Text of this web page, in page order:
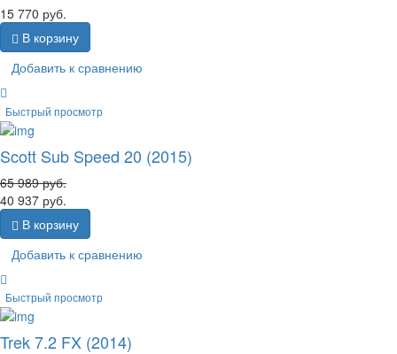
15 770 руб.
В корзину
Добавить к сравнению
Быстрый просмотр
Scott Sub Speed 20 (2015)
65 989руб.
40 937 руб.
В корзину
Добавить к сравнению
Быстрый просмотр
Trek 7.2 FX (2014)